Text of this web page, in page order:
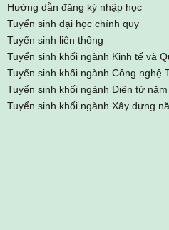
Hướng dẫn đăng ký nhập học
Tuyển sinh đại học chính quy
Tuyển sinh liên thông
Tuyển sinh khối ngành Kinh tế và
Tuyển sinh khối ngành Công nghệ
Tuyển sinh khối ngành Điện tử
Tuyển sinh khối ngành Xây dựng